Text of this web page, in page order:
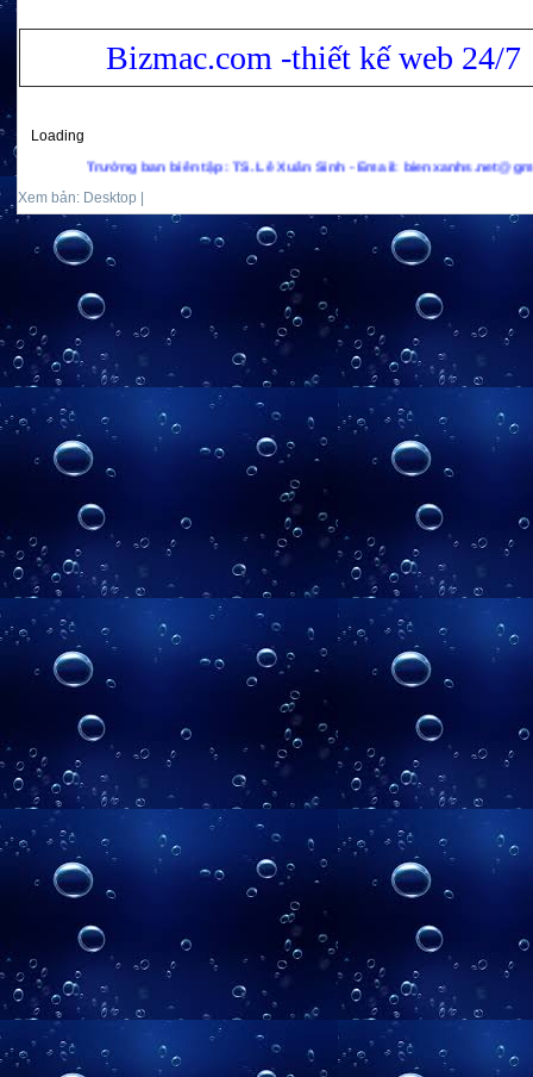
Bizmac.com -thiết kế web 24/7
Loading
Trưởng ban biên tập: TS. Lê Xuân Sinh - Email: bienxanhs.net@gmail.com -
Xem bản: Desktop |